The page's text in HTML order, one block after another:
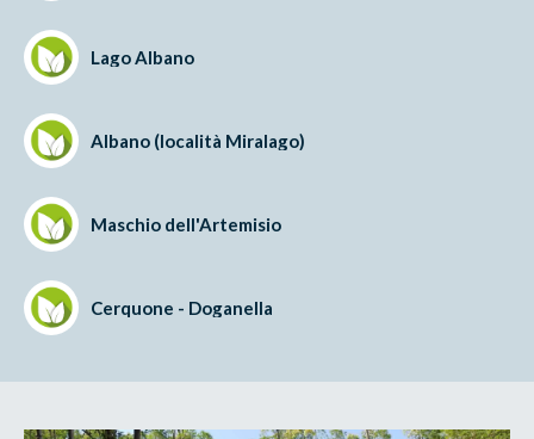
Lago Albano
Albano (località Miralago)
Maschio dell'Artemisio
Cerquone - Doganella